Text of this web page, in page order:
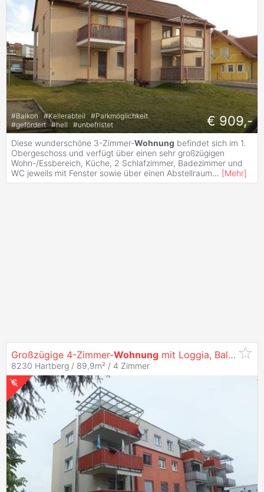
#Balkon #Kellerabteil #Parkmöglichkeit
#gefördert #hell #unbefristet € 909,-
Diese wunderschöne 3-Zimmer-Wohnung befindet sich im 1.
Obergeschoss und verfügt über einen sehr großzügigen
Wohn-/Essbereich, Küche, 2 Schlafzimmer, Badezimmer und
WC jeweils mit Fenster sowie über einen Abstellraum... [Mehr]
Großzügige 4-Zimmer-Wohnung mit Loggia, Balkon & Tiefgarage in Hartberg - geförderte
8230 Hartberg / 89,9m² / 4 Zimmer